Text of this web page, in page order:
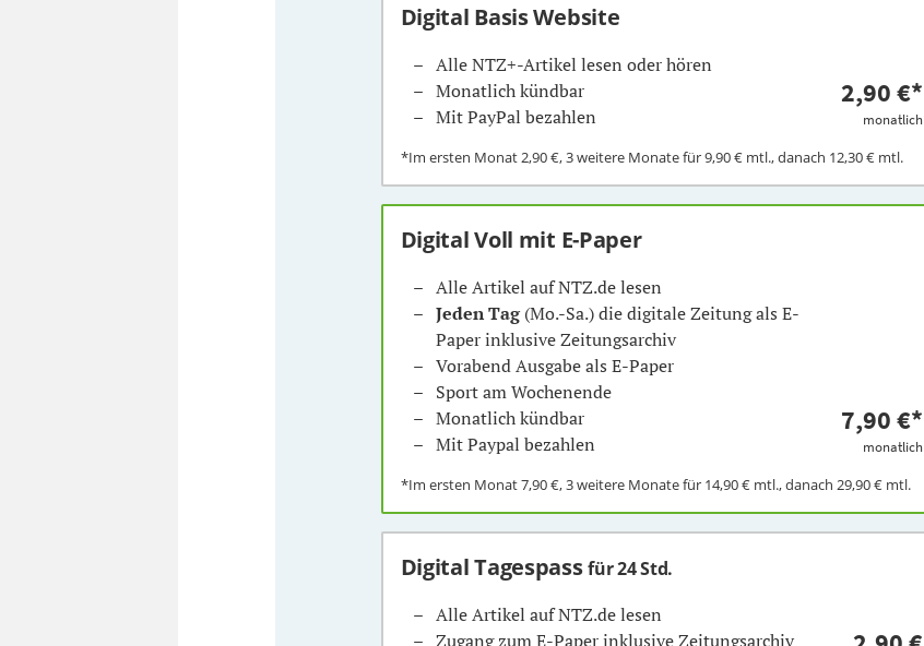
Digital Basis Website
Alle NTZ+-Artikel lesen oder hören
Monatlich kündbar
Mit PayPal bezahlen
2,90 €*
monatlich
*Im ersten Monat2,90 €, 3 weitere Monate für9,90 €mtl., danach 12,30 €mtl.
Digital Voll mit E-Paper
Alle Artikel auf NTZ.de lesen
Jeden Tag(Mo.-Sa.) die digitale Zeitung als E-
Paper inklusive Zeitungsarchiv
Vorabend Ausgabe als E-Paper
Sport am Wochenende
Monatlich kündbar
Mit Paypal bezahlen
7,90 €*
monatlich
*Im ersten Monat7,90 €, 3 weitere Monate für 14,90 €mtl., danach 29,90 €mtl.
Digital Tagespassfür 24 Std.
Alle Artikel auf NTZ.de lesen
Zugang zum E-Paper inklusive Zeitungsarchiv